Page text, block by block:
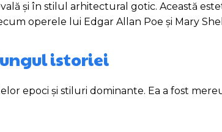
și în stilul arhitectural gotic. Această
operele lui Edgar Allan Poe și Mary
istoriei
epoci și stiluri dominante. Ea a fost